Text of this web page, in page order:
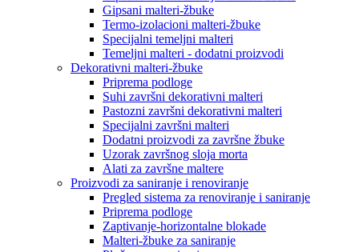
Gipsani malteri-žbuke
Termo-izolacioni malteri-žbuke
Specijalni temeljni malteri
Temeljni malteri - dodatni proizvodi
Dekorativni malteri-žbuke
Priprema podloge
Suhi završni dekorativni malteri
Pastozni završni dekorativni malteri
Specijalni završni malteri
Dodatni proizvodi za završne žbuke
Uzorak završnog sloja morta
Alati za završne maltere
Proizvodi za saniranje i renoviranje
Pregled sistema za renoviranje i saniranje
Priprema podloge
Zaptivanje-horizontalne blokade
Malteri-žbuke za saniranje